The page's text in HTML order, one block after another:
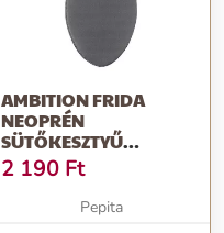
AMBITION FRIDA
NEOPRÉN
SÜTŐKESZTYŰ
PIROS/SZÜRKE
2 190 Ft
Pepita